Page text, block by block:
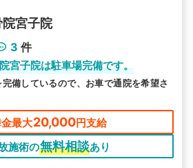
宮子院
3 件
宮子院は駐車場完備です。
備しているので、お車で通院を希望さ
最大20,000円支給
施術の無料相談あり